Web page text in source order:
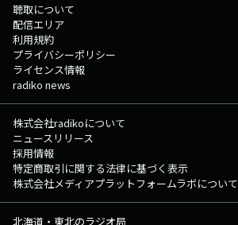
聴取について
配信エリア
利用規約
プライバシーポリシー
ライセンス情報
radiko news
株式会社radikoについて
ニュースリリース
採用情報
特定商取引に関する法律に基づく表示
株式会社メディアプラットフォームラボについて
北海道・東北のラジオ局